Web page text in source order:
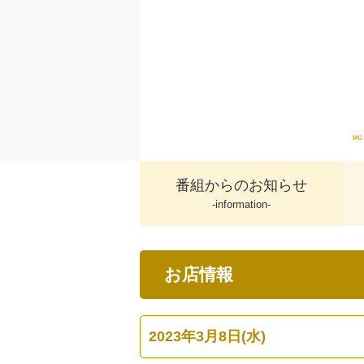
番組からのお知らせ
-information-
お店情報
2023年3月8日(水)